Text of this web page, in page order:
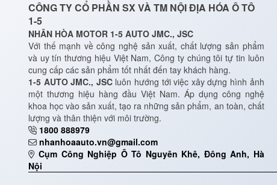
CÔNG TY CỔ PHẦN SX VÀ TM NỘI ĐỊA HÓA Ô TÔ
1-5
NHÂN HÒA MOTOR 1-5 AUTO JMC., JSC
Với thế mạnh về công nghệ sản xuất, chất lượng sản phẩm
và uy tín thương hiệu Việt Nam, Công ty chúng tôi tự tin luôn
cung cấp các sản phẩm tốt nhất đến tay khách hàng.
1-5 AUTO JMC., JSCluôn hướng tới việc xây dựng hình ảnh
một thương hiệu hàng đầu Việt Nam. Áp dụng công nghệ
khoa học vào sản xuất, tạo ra những sản phẩm, an toàn, chất
lượng và thân thiện với môi trường.
1800 888979
nhanhoaauto.vn@gmail.com
Cụm Công Nghiệp Ô Tô Nguyên Khê, Đông Anh, Hà
Nội